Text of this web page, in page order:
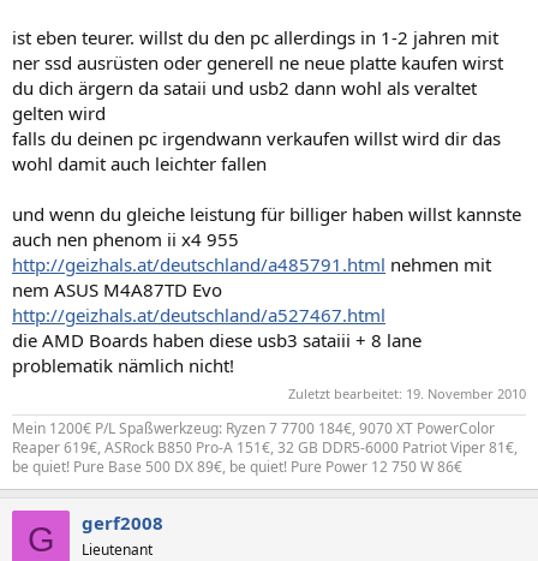
ist eben teurer. willst du den pc allerdings in 1-2 jahren mit
ner ssd ausrüsten oder generell ne neue platte kaufen wirst
du dich ärgern da sataii und usb2 dann wohl als veraltet
gelten wird
falls du deinen pc irgendwann verkaufen willst wird dir das
wohl damit auch leichter fallen
und wenn du gleiche leistung für billiger haben willst kannste
auch nen phenom ii x4 955
http://geizhals.at/deutschland/a485791.html nehmen mit
nem ASUS M4A87TD Evo
http://geizhals.at/deutschland/a527467.html
die AMD Boards haben diese usb3 sataiii + 8 lane
problematik nämlich nicht!
Zuletzt bearbeitet: 19. November 2010
Mein 1200€ P/L Spaßwerkzeug: Ryzen 7 7700 184€, 9070 XT PowerColor
Reaper 619€, ASRock B850 Pro-A 151€, 32 GB DDR5-6000 Patriot Viper 81€,
be quiet! Pure Base 500 DX 89€, be quiet! Pure Power 12 750 W 86€
G gerf2008
Lieutenant